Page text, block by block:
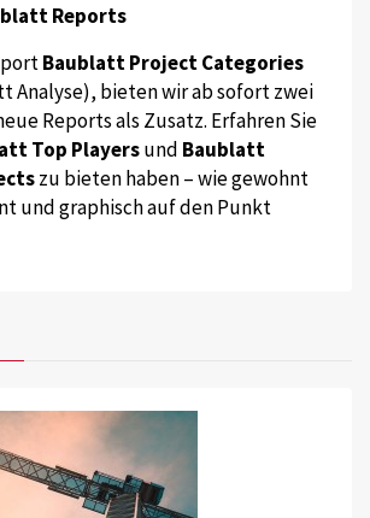
Reports
Baublatt Project Categories
Analyse), bieten wir ab sofort zwei
Reports als Zusatz. Erfahren Sie
Top Playersund Baublatt
zu bieten haben – wie gewohnt
und graphisch auf den Punkt